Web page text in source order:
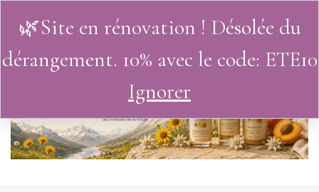
0
🌿Site en rénovation ! Désolée du
dérangement. 10% avec le code: ETE10
Ignorer